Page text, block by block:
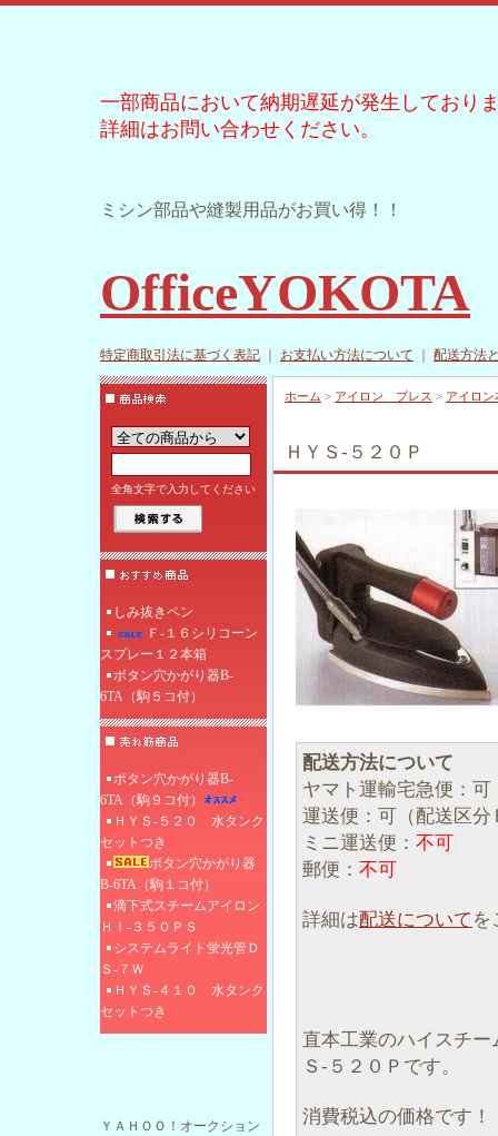
一部商品において納期遅延が発生しており
詳細はお問い合わせください。
ミシン部品や縫製用品がお買い得！！
OfficeYOKOTA
特定商取引法に基づく表記 お支払い方法について 配送方法
全角文字で入力してください
しみ抜きペン
Ｆ‐１６シリコーン
スプレー１２本箱
ボタン穴かがり器B-
6TA（駒５コ付）
ボタン穴かがり器B-
6TA（駒９コ付）
ＨＹＳ-５２０ 水タンク
セットつき
ボタン穴かがり器
B-6TA（駒１コ付）
滴下式スチームアイロン
ＨＩ‐３５０ＰＳ
システムライト蛍光管Ｄ
Ｓ-７Ｗ
ＨＹＳ-４１０ 水タンク
セットつき
ＹＡＨＯＯ！オークション
ホーム > アイロン プレス > アイロ
ＨＹＳ-５２０Ｐ
配送方法について
ヤマト運輸宅急便：
運送便：可（配送区分
ミニ運送便： 不可
郵便： 不可
詳細は配送について を
直本工業のハイスチ
Ｓ‐５２０Ｐです。
消費税込の価格です！